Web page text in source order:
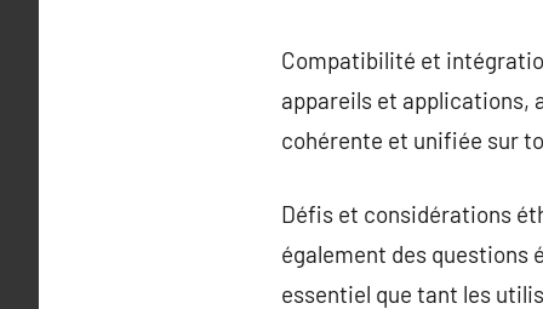
Compatibilité et
appareils et
cohérente et unifiée sur
Défis et considérations
également des questions
essentiel que tant les